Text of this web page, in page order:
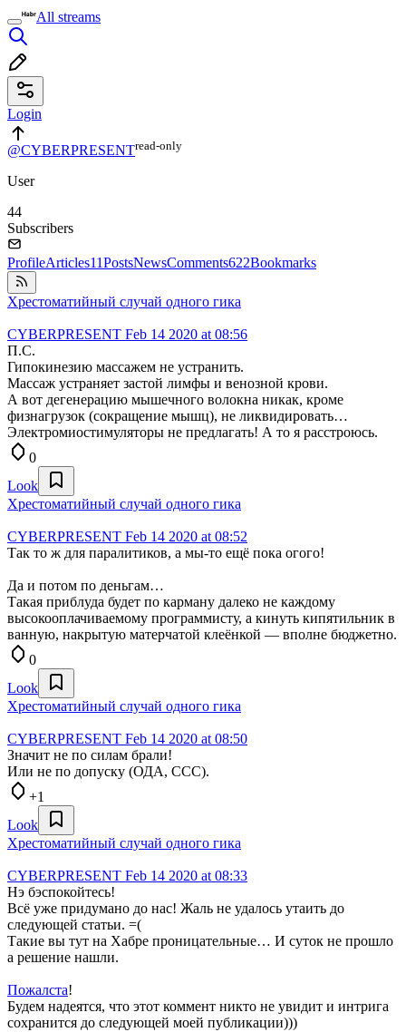
All streams
Login
@CYBERPRESENTread⁠-⁠only
User
44
Subscribers
ProfileArticles11PostsNewsComments622Bookmarks
Хрестоматийный случай одного гика
CYBERPRESENT Feb 14 2020 at 08:56
П.С.
Гипокинезию массажем не устранить.
Массаж устраняет застой лимфы и венозной крови.
А вот дегенерацию мышечного волокна никак, кроме
физнагрузок (сокращение мышц), не ликвидировать…
Электромиостимуляторы не предлагать! А то я расстроюсь.
0
Look
Хрестоматийный случай одного гика
CYBERPRESENT Feb 14 2020 at 08:52
Так то ж для паралитиков, а мы-то ещё пока огого!
Да и потом по деньгам…
Такая приблуда будет по карману далеко не каждому
высокооплачиваемому программисту, а кинуть кипятильник в
ванную, накрытую матерчатой клеёнкой — вполне бюджетно.
0
Look
Хрестоматийный случай одного гика
CYBERPRESENT Feb 14 2020 at 08:50
Значит не по силам брали!
Или не по допуску (ОДА, ССС).
+1
Look
Хрестоматийный случай одного гика
CYBERPRESENT Feb 14 2020 at 08:33
Нэ бэспокойтесь!
Всё уже придумано до нас! Жаль не удалось утаить до
следующей статьи. =(
Такие вы тут на Хабре проницательные… И суток не прошло
а решение нашли.
Пожалста!
Будем надеятся, что этот коммент никто не увидит и интрига
сохранится до следующей моей публикации)))